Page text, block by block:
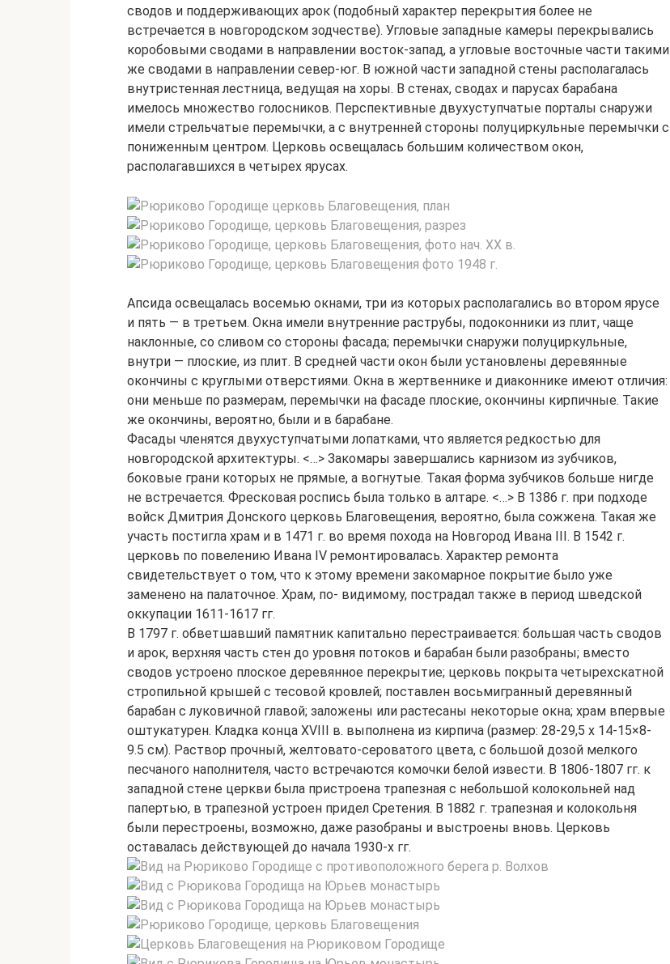
сводов и поддерживающих арок (подобный характер перекрытия более не
встречается в новгородском зодчестве). Угловые западные камеры перекрывались
коробовыми сводами в направлении восток-запад, а угловые восточные части такими
же сводами в направлении север-юг. В южной части западной стены располагалась
внутристенная лестница, ведущая на хоры. В стенах, сводах и парусах барабана
имелось множество голосников. Перспективные двухуступчатые порталы снаружи
имели стрельчатые перемычки, а с внутренней стороны полуциркульные перемычки с
пониженным центром. Церковь освещалась большим количеством окон,
располагавшихся в четырех ярусах.
Апсида освещалась восемью окнами, три из которых располагались во втором ярусе
и пять — в третьем. Окна имели внутренние раструбы, подоконники из плит, чаще
наклонные, со сливом со стороны фасада; перемычки снаружи полуциркульные,
внутри — плоские, из плит. В средней части окон были установлены деревянные
окончины с круглыми отверстиями. Окна в жертвеннике и диаконнике имеют отличия:
они меньше по размерам, перемычки на фасаде плоские, окончины кирпичные. Такие
же окончины, вероятно, были и в барабане.
Фасады членятся двухуступчатыми лопатками, что является редкостью для
новгородской архитектуры. <…> Закомары завершались карнизом из зубчиков,
боковые грани которых не прямые, а вогнутые. Такая форма зубчиков больше нигде
не встречается. Фресковая роспись была только в алтаре. <…> В 1386 г. при подходе
войск Дмитрия Донского церковь Благовещения, вероятно, была сожжена. Такая же
участь постигла храм и в 1471 г. во время похода на Новгород Ивана III. В 1542 г.
церковь по повелению Ивана IV ремонтировалась. Характер ремонта
свидетельствует о том, что к этому времени закомарное покрытие было уже
заменено на палаточное. Храм, по- видимому, пострадал также в период шведской
оккупации 1611-1617 гг.
В 1797 г. обветшавший памятник капитально перестраивается: большая часть сводов
и арок, верхняя часть стен до уровня потоков и барабан были разобраны; вместо
сводов устроено плоское деревянное перекрытие; церковь покрыта четырехскатной
стропильной крышей с тесовой кровлей; поставлен восьмигранный деревянный
барабан с луковичной главой; заложены или растесаны некоторые окна; храм впервые
оштукатурен. Кладка конца XVIII в. выполнена из кирпича (размер: 28-29,5 х 14-15×8-
9.5 см). Раствор прочный, желтовато-сероватого цвета, с большой дозой мелкого
песчаного наполнителя, часто встречаются комочки белой извести. В 1806-1807 гг. к
западной стене церкви была пристроена трапезная с небольшой колокольней над
папертью, в трапезной устроен придел Сретения. В 1882 г. трапезная и колокольня
были перестроены, возможно, даже разобраны и выстроены вновь. Церковь
оставалась действующей до начала 1930-х гг.